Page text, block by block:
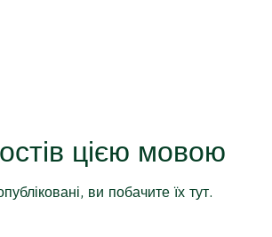
цією мовою
ви побачите їх тут.